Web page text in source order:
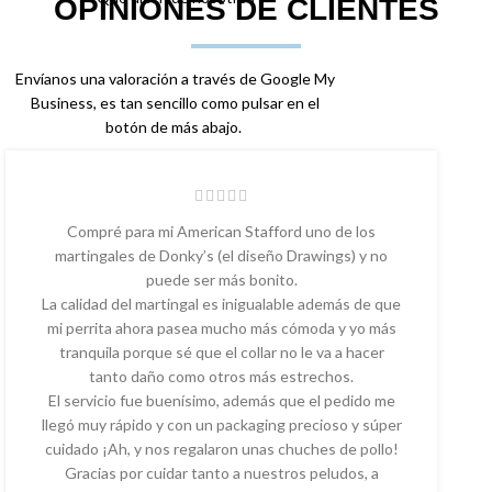
OPINIONES DE CLIENTES
Envíanos una valoración a través de Google My
Business, es tan sencillo como pulsar en el
botón de más abajo.
Compré para mi American Stafford uno de los
martingales de Donky’s (el diseño Drawings) y no
puede ser más bonito.
La calidad del martingal es inigualable además de que
mi perrita ahora pasea mucho más cómoda y yo más
tranquila porque sé que el collar no le va a hacer
tanto daño como otros más estrechos.
El servicio fue buenísimo, además que el pedido me
llegó muy rápido y con un packaging precioso y súper
cuidado ¡Ah, y nos regalaron unas chuches de pollo!
Gracias por cuidar tanto a nuestros peludos, a